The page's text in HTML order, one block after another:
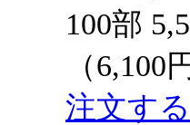
100部
（6,100
注文する